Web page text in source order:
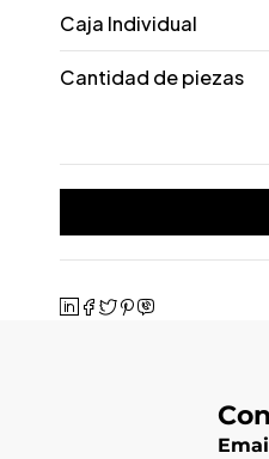
Caja Individual
Cantidad de piezas